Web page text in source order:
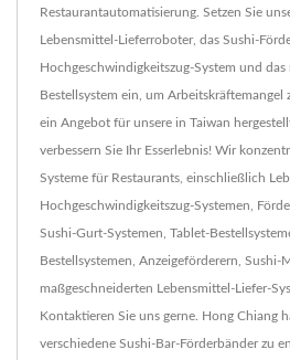
Restaurantautomatisierung. Setzen Sie
Lebensmittel-Lieferroboter, das Sushi-
Hochgeschwindigkeitszug-System und
Bestellsystem ein, um Arbeitskräftemangel
ein Angebot für unsere in Taiwan
verbessern Sie Ihr Esserlebnis! Wir
Systeme für Restaurants, einschließlich
Hochgeschwindigkeitszug-Systemen,
Sushi-Gurt-Systemen, Tablet-
Bestellsystemen, Anzeigeförderern, Sushi-
maßgeschneiderten Lebensmittel-Liefer-
Kontaktieren Sie uns gerne. Hong Chiang
verschiedene Sushi-Bar-Förderbänder zu